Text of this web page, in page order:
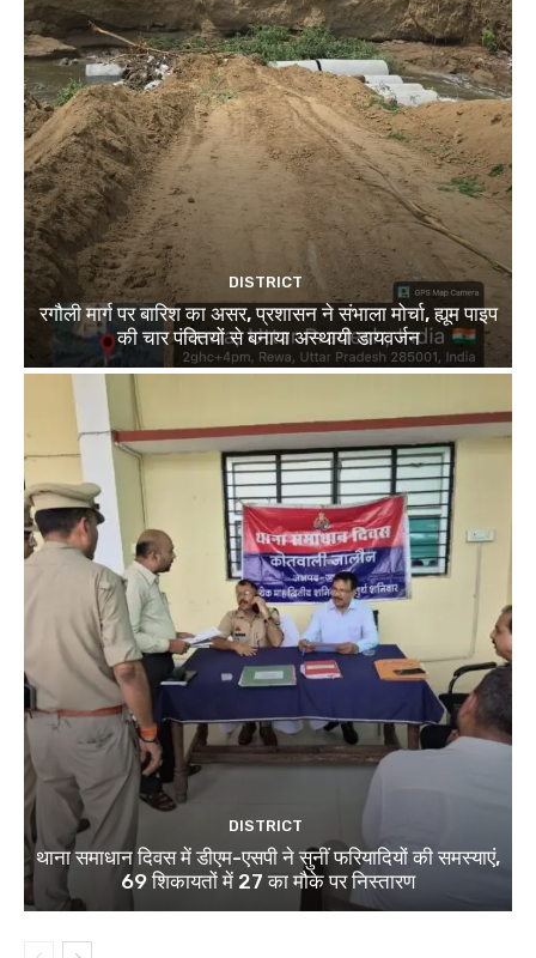
DISTRICT
रगौली मार्ग पर बारिश का असर, प्रशासन ने संभाला मोर्चा, ह्यूम पाइप
की चार पंक्तियों से बनाया अस्थायी डायवर्जन
DISTRICT
थाना समाधान दिवस में डीएम-एसपी ने सुनीं फरियादियों की समस्याएं,
69 शिकायतों में 27 का मौके पर निस्तारण